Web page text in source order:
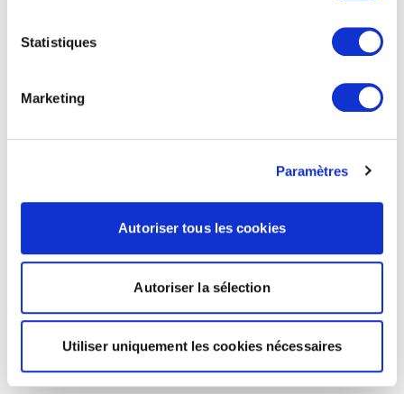
Statistiques
Marketing
Paramètres
Autoriser tous les cookies
Autoriser la sélection
Utiliser uniquement les cookies nécessaires